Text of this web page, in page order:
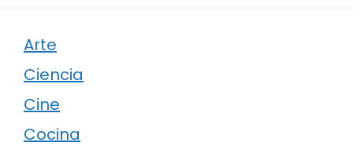
Arte
Ciencia
Cine
Cocina